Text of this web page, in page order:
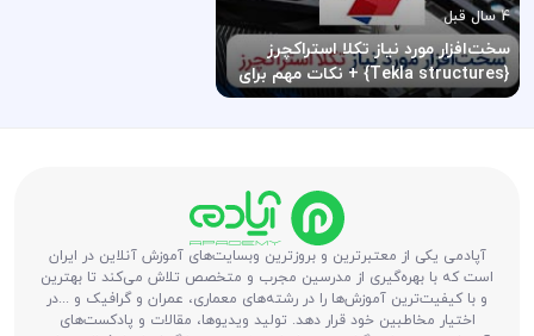
4 سال قبل
سخت‌افزار مورد نیاز تکلا استراکچرز
{Tekla structures} + نکات مهم برای
عملکرد بهتر
آپادمی یکی از معتبرترین و بروزترین وبسایت‌های آموزش آنلاین در ایران
است که با بهره‌گیری از مدرسین مجرب و متخصص تلاش می‌کند تا بهترین
و با کیفیت‌ترین آموزش‌ها را در رشته‌های معماری، عمران و گرافیک و ...در
اختیار مخاطبین خود قرار دهد. تولید ویدیوها، مقالات و پادکست‌های